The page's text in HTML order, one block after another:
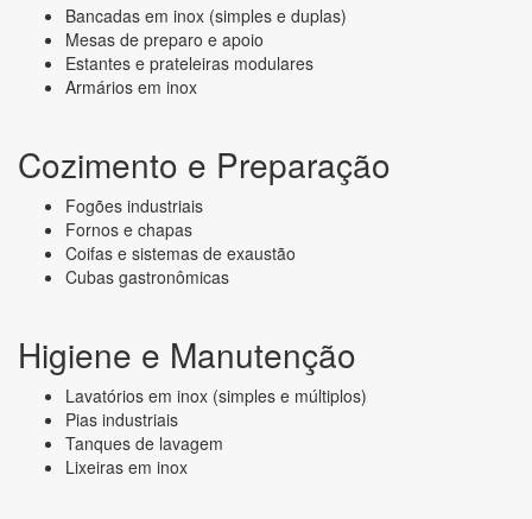
Bancadas em inox (simples e duplas)
Mesas de preparo e apoio
Estantes e prateleiras modulares
Armários em inox
Cozimento e Preparação
Fogões industriais
Fornos e chapas
Coifas e sistemas de exaustão
Cubas gastronômicas
Higiene e Manutenção
Lavatórios em inox (simples e múltiplos)
Pias industriais
Tanques de lavagem
Lixeiras em inox